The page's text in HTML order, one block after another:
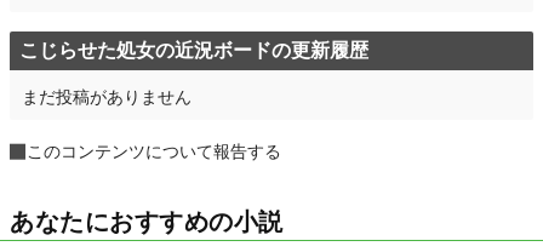
こじらせた処女の近況ボードの更新履歴
まだ投稿がありません
このコンテンツについて報告する
あなたにおすすめの小説